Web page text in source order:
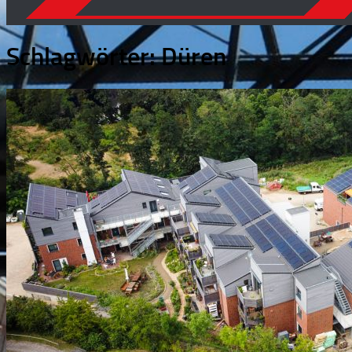
Schlagwörter:Düren